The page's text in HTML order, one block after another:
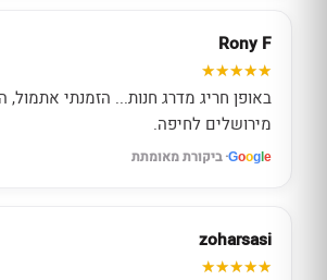
Rony F
באופן חריג מדרג חנות... הזמנתי אתמול,
מירושלים לחיפה.
Google · ביקורת מאומתת
zoharsasi